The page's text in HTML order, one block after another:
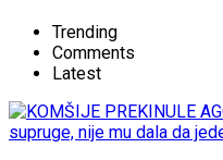
Trending
Comments
Latest